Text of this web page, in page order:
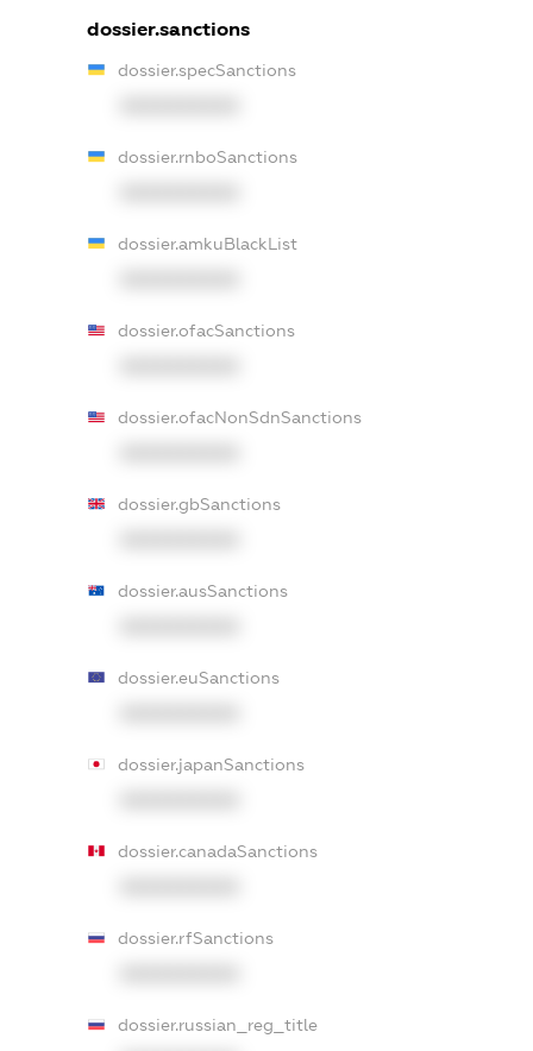
dossier.sanctions
dossier.specSanctions
dossier.rnboSanctions
dossier.amkuBlackList
dossier.ofacSanctions
dossier.ofacNonSdnSanctions
dossier.gbSanctions
dossier.ausSanctions
dossier.euSanctions
dossier.japanSanctions
dossier.canadaSanctions
dossier.rfSanctions
dossier.russian_reg_title